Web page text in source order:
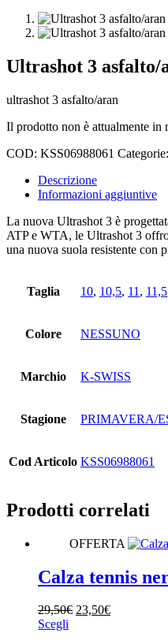
Ultrashot 3 asfalto/
ultrashot 3 asfalto/aran
Il prodotto non è attualmente in
COD: KSS06988061 Categorie:
Descrizione
Informazioni aggiuntive
La nuova Ultrashot 3 è
ATP e WTA, le Ultrashot 3
una nuova suola resistente con
Taglia 10, 10,5, 11 , 11,5
Colore NESSUNO
Marchio K-SWISS
Stagione PRIMAVERA/
Cod Articolo KSS06988061
Prodotti correlati
OFFERTA
Calza tennis
29,50€ Il
23,50€Il
Scegli